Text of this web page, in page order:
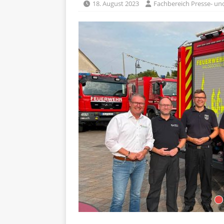
18. August 2023 Fachbereich Presse-